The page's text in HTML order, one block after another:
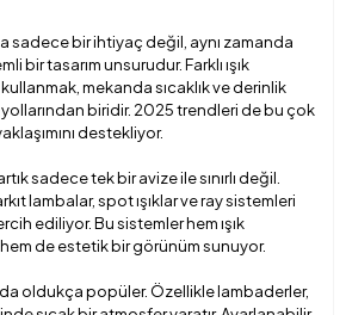
sadece bir ihtiyaç değil, aynı zamanda
bir tasarım unsurudur. Farklı ışık
mekanda sıcaklık ve derinlik
biridir. 2025 trendleri de bu çok
destekliyor.
sadece tek bir avize ile sınırlı değil.
lambalar, spot ışıklar ve ray sistemleri
ediliyor. Bu sistemler hem ışık
hem de estetik bir görünüm sunuyor.
da oldukça popüler. Özellikle lambaderler,